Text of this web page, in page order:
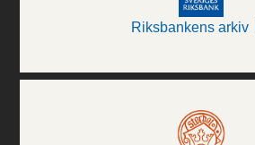
Riksbankens arkiv